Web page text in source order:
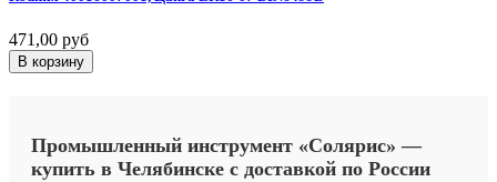
471,00 руб
В корзину
Промышленный инструмент «Солярис» —
купить в Челябинске с доставкой по России